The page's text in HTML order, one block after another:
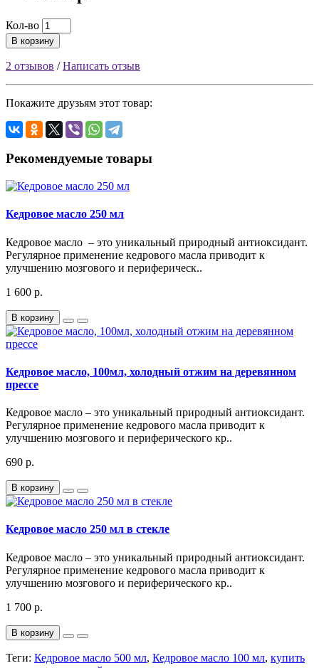
Кол-во
В корзину
2 отзывов /Написать отзыв
Покажите друзьям этот товар:
Рекомендуемые товары
Кедровое масло 250 мл
Кедровое масло – это уникальный природный антиоксидант.
Регулярное применение кедрового масла приводит к
улучшению мозгового и периферическ..
1 600 р.
В корзину
Кедровое масло, 100мл, холодный отжим на деревянном
прессе
Кедровое масло – это уникальный природный антиоксидант.
Регулярное применение кедрового масла приводит к
улучшению мозгового и периферического кр..
690 р.
В корзину
Кедровое масло 250 мл в стекле
Кедровое масло – это уникальный природный антиоксидант.
Регулярное применение кедрового масла приводит к
улучшению мозгового и периферического кр..
1 700 р.
В корзину
Теги: Кедровое масло 500 мл, Кедровое масло 100 мл, купить